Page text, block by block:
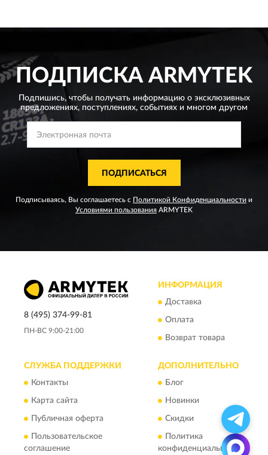
ПОДПИСКАARMYTEK
Подпишись, чтобы получать информацию о эксклюзивных
предложениях, поступлениях, событиях и многом другом
ПОДПИСАТЬСЯ
Подписываясь, Вы соглашаетесь с Политикой Конфиденциальности и
Условиями пользования ARMYTEK
8 (495) 374-99-81
ПН-ВС 9:00-21:00
ИНФОРМАЦИЯ
Доставка
Оплата
Возврат товара
СЛУЖБА ПОДДЕРЖКИ
Контакты
Карта сайта
Публичная оферта
Пользовательское
соглашение
ДОПОЛНИТЕЛЬНО
Блог
Новинки
Скидки
Политика
конфиденциальности